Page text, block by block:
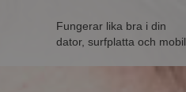
Fungerar lika bra i din
dator, surfplatta och mobil